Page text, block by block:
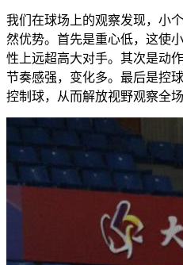
我们在球场上的观察发现，小
然优势。首先是重心低，这使
性上远超高大对手。其次是动
节奏感强，变化多。最后是控
控制球，从而解放视野观察全场